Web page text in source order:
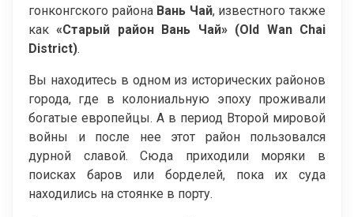
гонконгского района Вань Чай, известного также
как«Старый район Вань Чай» (Old Wan Chai
District).
Вы находитесь в одном из исторических районов
города, где в колониальную эпоху проживали
богатые европейцы. А в период Второй мировой
войны и после нее этот район пользовался
дурной славой. Сюда приходили моряки в
поисках баров или борделей, пока их суда
находились на стоянке в порту.